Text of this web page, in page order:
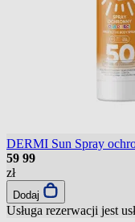
DERMI Sun Spray
59 99
zł
Dodaj
Usługa rezerwacji jest